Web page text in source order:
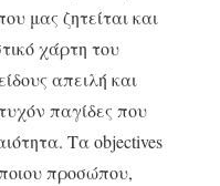
μας ζητείται και
χάρτη του
απειλή και
παγίδες που
Τα objectives
προσώπου,